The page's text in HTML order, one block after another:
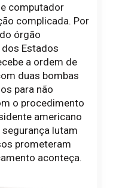
computador
complicada. Por
órgão
Estados
a ordem de
duas bombas
para não
o procedimento
americano
segurança lutam
prometeram
aconteça.